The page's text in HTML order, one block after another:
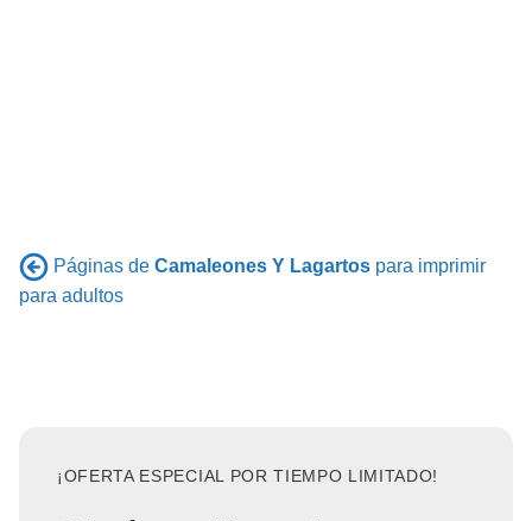
Páginas de Camaleones Y Lagartos para imprimir
para adultos
¡OFERTA ESPECIAL POR TIEMPO LIMITADO!